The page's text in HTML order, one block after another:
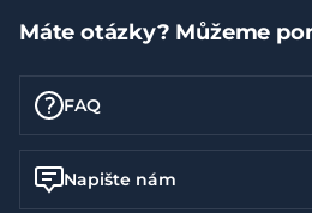
Máte otázky? Můžeme
FAQ
Napište nám